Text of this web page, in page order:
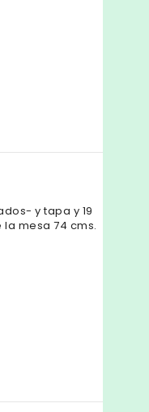
y tapa y 19
mesa 74 cms.